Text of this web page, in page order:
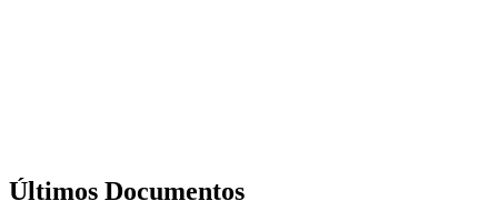
Últimos Documentos